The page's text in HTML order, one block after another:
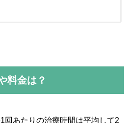
料金は？
回あたりの治療時間は平均して2